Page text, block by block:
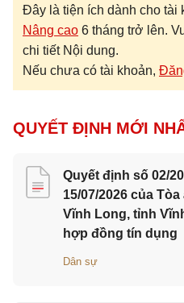
Đây là tiện ích dành cho tài
Nâng cao 6 tháng trở lên.
chi tiết Nội dung.
Nếu chưa có tài khoản,
QUYẾT ĐỊNH MỚI
Quyết định số 02/
15/07/2026 của
Vĩnh Long, tỉnh
hợp đồng tín dụng
Dân sự